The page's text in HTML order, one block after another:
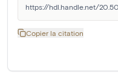
https://hdl.handle.net/
Copier la citation